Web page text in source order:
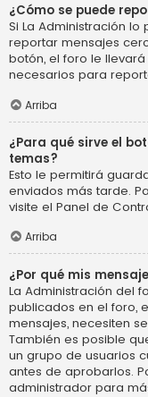
¿Cómo se puede
Si La Administración
reportar mensajes
botón, el foro le
necesarios para
Arriba
¿Para qué sirve el
temas?
Esto le permitirá
enviados más tarde.
visite el Panel de
Arriba
¿Por qué mis
La Administración del
publicados en el foro,
mensajes, necesiten
También es posible
un grupo de usuarios
antes de aprobarlos.
administrador para